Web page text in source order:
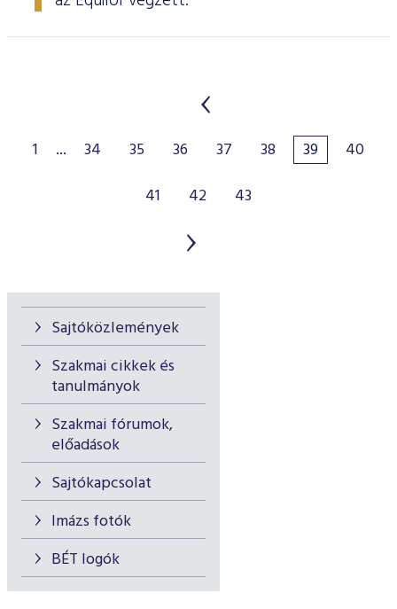
Sajtóközlemények
Szakmai cikkek és
tanulmányok
Szakmai fórumok,
előadások
Sajtókapcsolat
Imázs fotók
BÉT logók
1 ... 34 35 36 37 38 39
40
41
42 43